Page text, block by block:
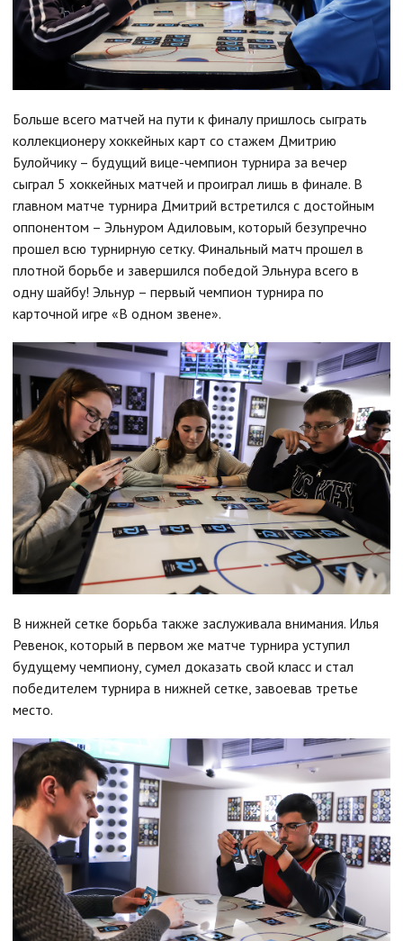
Больше всего матчей на пути к финалу пришлось сыграть
коллекционеру хоккейных карт со стажем Дмитрию
Булойчику – будущий вице-чемпион турнира за вечер
сыграл 5 хоккейных матчей и проиграл лишь в финале. В
главном матче турнира Дмитрий встретился с достойным
оппонентом – Эльнуром Адиловым, который безупречно
прошел всю турнирную сетку. Финальный матч прошел в
плотной борьбе и завершился победой Эльнура всего в
одну шайбу! Эльнур – первый чемпион турнира по
карточной игре «В одном звене».
В нижней сетке борьба также заслуживала внимания. Илья
Ревенок, который в первом же матче турнира уступил
будущему чемпиону, сумел доказать свой класс и стал
победителем турнира в нижней сетке, завоевав третье
место.